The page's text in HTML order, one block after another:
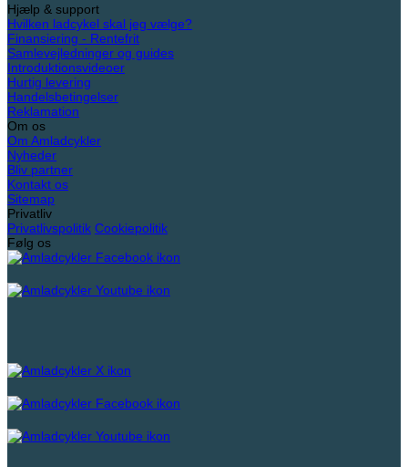
Hjælp & support
Hvilken ladcykel skal jeg vælge?
Finansiering - Rentefrit
Samlevejledninger og guides
Introduktionsvideoer
Hurtig levering
Handelsbetingelser
Reklamation
Om os
Om Amladcykler
Nyheder
Bliv partner
Kontakt os
Sitemap
Privatliv
Privatlivspolitik Cookiepolitik
Følg os